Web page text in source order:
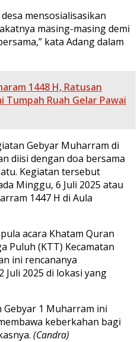
mensosialisasikan
masing-masing demi
kata Adang dalam
1448 H, Ratusan
Tumpah Ruah Gelar Pawai
Gebyar Muharram di
diisi dengan doa bersama
Kegiatan tersebut
Minggu, 6 Juli 2025 atau
1447 H di Aula
acara Khatam Quran
Puluh (KTT) Kecamatan
ini rencananya
Juli 2025 di lokasi yang
Gebyar 1 Muharram ini
keberkahan bagi
(Candra)